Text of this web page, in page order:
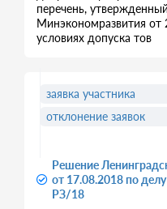
перечень,
Минэкономразвития
условиях допуска тов
Решение
от 17.08.2018 по
РЗ/18
заявка участника
отклонение заявок